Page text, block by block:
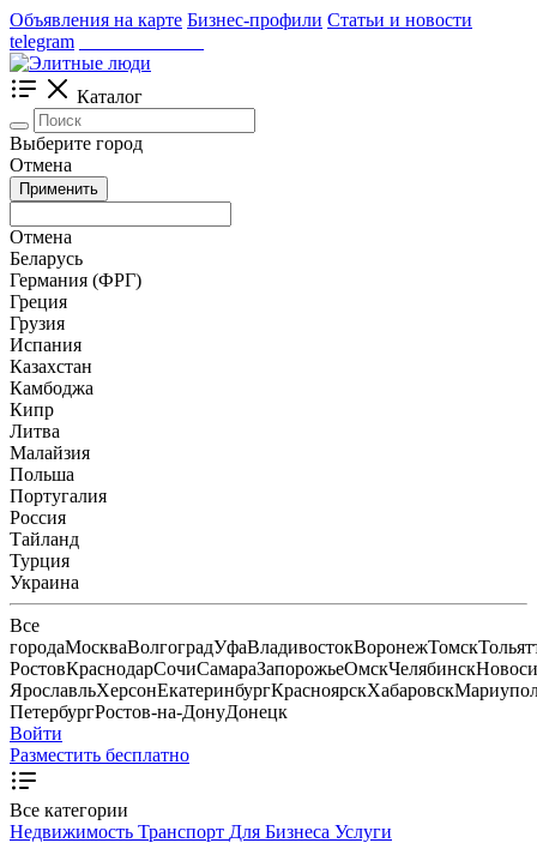
Объявления на карте Бизнес-профили Статьи и новости
telegram
Каталог
Выберите город
Отмена
Применить
Отмена
Беларусь
Германия (ФРГ)
Греция
Грузия
Испания
Казахстан
Камбоджа
Кипр
Литва
Малайзия
Польша
Португалия
Россия
Тайланд
Турция
Украина
Все
городаМоскваВолгоградУфаВладивостокВоронежТомск
РостовКраснодарСочиСамараЗапорожьеОмскЧелябинск
ЯрославльХерсонЕкатеринбургКрасноярскХабаровск
ПетербургРостов-на-ДонуДонецк
Войти
Разместить бесплатно
Все категории
Недвижимость Транспорт Для Бизнеса Услуги